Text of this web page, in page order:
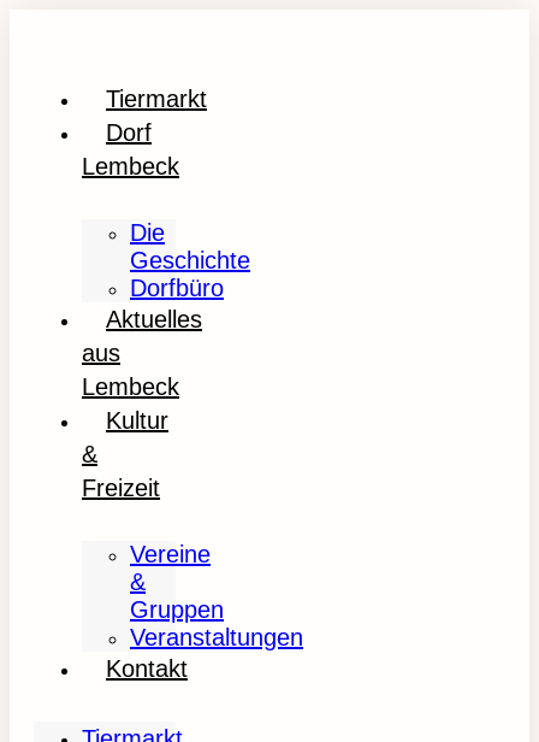
Tiermarkt
Dorf
Lembeck
Die
Geschichte
Dorfbüro
Aktuelles
aus
Lembeck
Kultur
&
Freizeit
Vereine
&
Gruppen
Veranstaltungen
Kontakt